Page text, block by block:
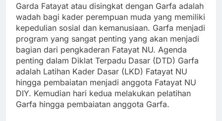
Garda Fatayat atau disingkat dengan Garfa adalah
wadah bagi kader perempuan muda yang memiliki
kepedulian sosial dan kemanusiaan. Garfa menjadi
program yang sangat penting yang akan menjadi
bagian dari pengkaderan Fatayat NU. Agenda
penting dalam Diklat Terpadu Dasar (DTD) Garfa
adalah Latihan Kader Dasar (LKD) Fatayat NU
hingga pembaiatan menjadi anggota Fatayat NU
DIY. Kemudian hari kedua melakukan pelatihan
Garfa hingga pembaiatan anggota Garfa.